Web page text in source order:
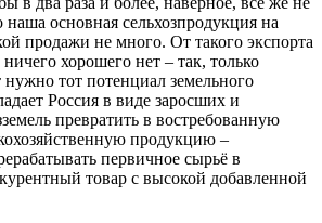
наша основная сельхозпродукция на
продажи не много. От такого экспорта
хорошего нет – так, только
нужно тот потенциал земельного
Россия в виде заросших и
превратить в востребованную
продукцию –
первичное сырьё в
товар с высокой добавленной